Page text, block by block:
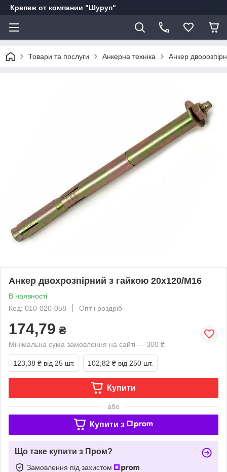
Крепеж от компании "Шуруп"
Товари та послуги Анкерна техніка Анкер
Анкер двохрозпірний з гайкою 20х120/М16
В наявності
Код: 010-020-058
Опт і роздріб
174,79 ₴
Мінімальна сума замовлення на сайті — 300 ₴
123,38 ₴ від 25 шт. 102,82 ₴ від 250 шт.
Купити
або
Купити з
Що таке купити з Пром?
Замовлення під захистом